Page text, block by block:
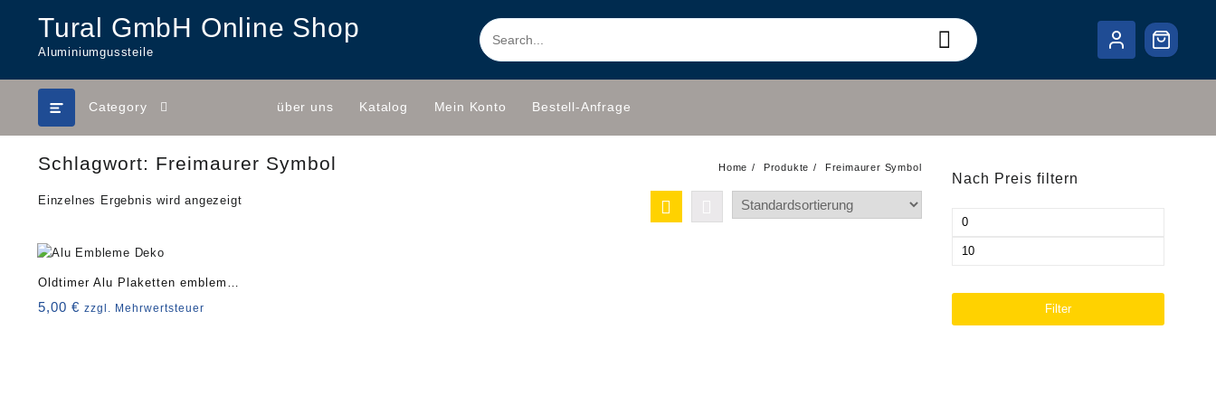
content
Tural GmbH Online Shop
Aluminiumgussteile
Category über uns Katalog Mein Konto Bestell-Anfrage
Schlagwort: Freimaurer Symbol Home Produkte Freimaurer Symbol
Einzelnes Ergebnis wird angezeigt
Oldtimer Alu Plaketten embleme
diverse Zeichen
5,00 € zzgl. Mehrwertsteuer
Nach Preis filtern
Min.
Max.
Filter